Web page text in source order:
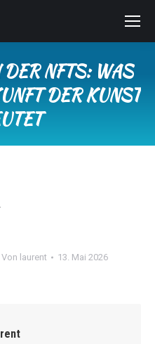
NFTS: WAS
DER KUNST
Von laurent 13. Mai 2026